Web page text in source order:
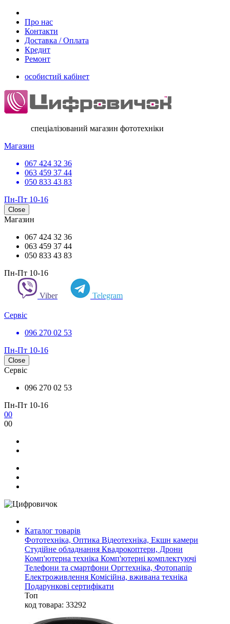
Про нас
Контакти
Доставка / Оплата
Кредит
Ремонт
особистий кабінет
спеціалізований магазин фототехніки
Магазин
067 424 32 36
063 459 37 44
050 833 43 83
Пн-Пт 10-16
Close
Магазин
067 424 32 36
063 459 37 44
050 833 43 83
Пн-Пт 10-16
Viber Telegram
Сервіс
096 270 02 53
Пн-Пт 10-16
Close
Сервіс
096 270 02 53
Пн-Пт 10-16
00
00
Каталог товарів
Фототехніка, Оптика Відеотехніка, Екшн камери
Студійне обладнання Квадрокоптери, Дрони
Комп'ютерна техніка Комп'ютерні комплектуючі
Телефони та смартфони Оргтехніка, Фотопапір
Електроживлення Комісійна, вживана техніка
Подарункові сертифікати
Топ
код товара: 33292